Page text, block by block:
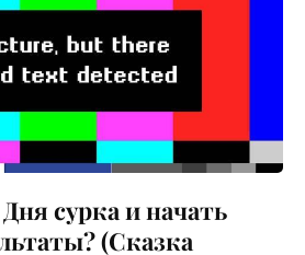
сурка и начать
(Сказка